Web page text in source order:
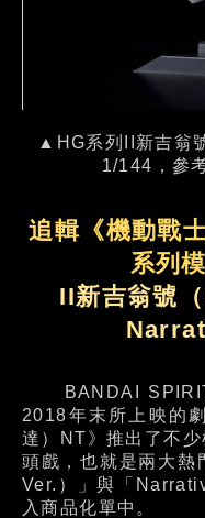
▲HG系列II新吉翁
1/144，參
追輯《機動戰
系列
II新吉翁號
BANDAI
2018年末所上映的
達）NT》推出了不
頭戲，也就是兩大
Ver.）」與「
入商品化單中。